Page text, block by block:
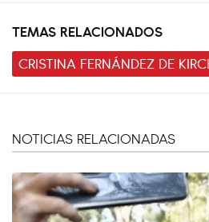
TEMAS RELACIONADOS
CRISTINA FERNÁNDEZ DE
NOTICIAS RELACIONADAS